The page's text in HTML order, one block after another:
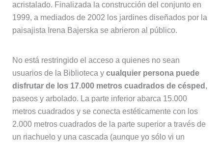
acristalado. Finalizada la construcción del conjunto en
1999, a mediados de 2002 los jardines diseñados por la
paisajista Irena Bajerska se abrieron al público.
No está restringido el acceso a quienes no sean
usuarios de la Biblioteca y cualquier persona puede
disfrutar de los 17.000 metros cuadrados de césped ,
paseos y arbolado. La parte inferior abarca 15.000
metros cuadrados y se conecta estéticamente con los
2.000 metros cuadrados de la parte superior a través de
un riachuelo y una cascada (aunque yo sólo vi un